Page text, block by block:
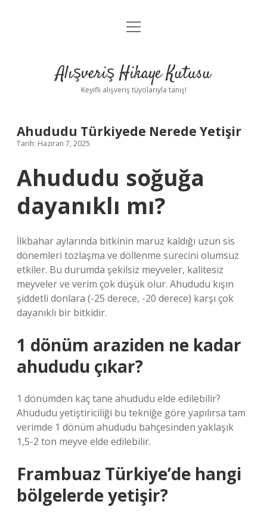
Anasayfa
Yasal Uyarı
menüyü
Alışveriş Hikaye Kutusu
Keyifli alışveriş tüyolarıyla tanış!
Ahududu Türkiyede Nerede Yetişir
Tarih: Haziran 7, 2025
Ahududu soğuğa
dayanıklı mı?
İlkbahar aylarında bitkinin maruz kaldığı uzun sis
dönemleri tozlaşma ve döllenme sürecini olumsuz
etkiler. Bu durumda şekilsiz meyveler, kalitesiz
meyveler ve verim çok düşük olur. Ahududu kışın
şiddetli donlara (-25 derece, -20 derece) karşı çok
dayanıklı bir bitkidir.
1 dönüm araziden ne kadar
ahududu çıkar?
1 dönümden kaç tane ahududu elde edilebilir?
Ahududu yetiştiriciliği bu tekniğe göre yapılırsa tam
verimde 1 dönüm ahududu bahçesinden yaklaşık
1,5-2 ton meyve elde edilebilir.
Frambuaz Türkiye’de hangi
bölgelerde yetişir?